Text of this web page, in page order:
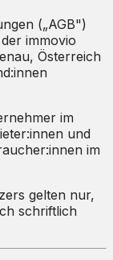
(„AGB")
immovio
Österreich
im
und
im
gelten nur,
schriftlich